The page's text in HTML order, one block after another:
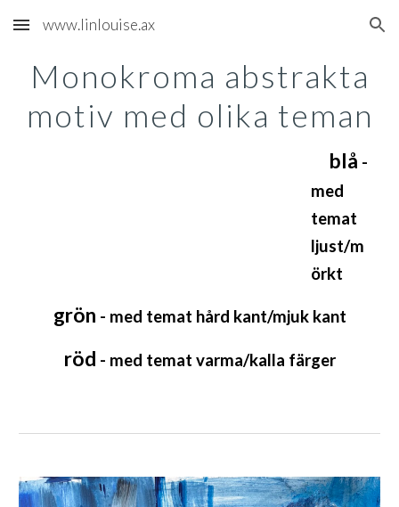
Skip to main content Skip to navigation
www.linlouise.ax
Monokroma abstrakta
motiv med olika teman
blå -
med
temat
ljust/m
örkt
grön - med temat hård kant/mjuk kant
röd - med temat varma/kalla färger